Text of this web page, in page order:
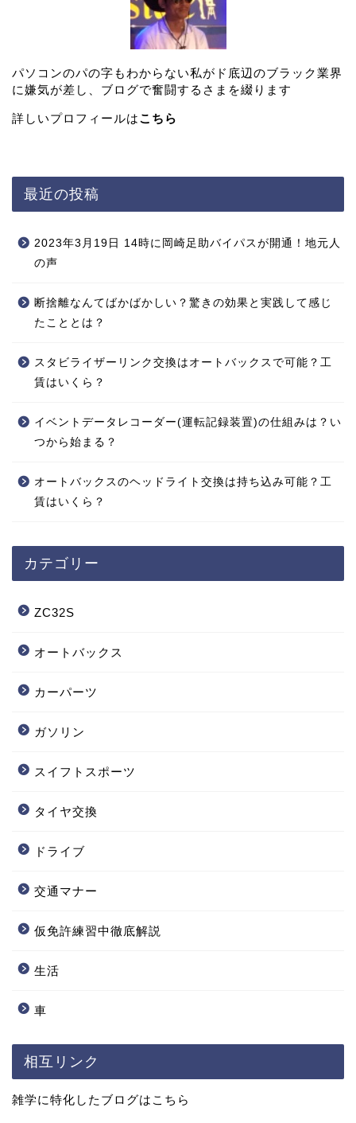
パソコンのパの字もわからない私がド底辺のブラック業界
に嫌気が差し、ブログで奮闘するさまを綴ります
詳しいプロフィールはこちら
最近の投稿
2023年3月19日 14時に岡崎足助バイパスが開通！地元人
の声
断捨離なんてばかばかしい？驚きの効果と実践して感じ
たこととは？
スタビライザーリンク交換はオートバックスで可能？工
賃はいくら？
イベントデータレコーダー(運転記録装置)の仕組みは？い
つから始まる？
オートバックスのヘッドライト交換は持ち込み可能？工
賃はいくら？
カテゴリー
ZC32S
オートバックス
カーパーツ
ガソリン
スイフトスポーツ
タイヤ交換
ドライブ
交通マナー
仮免許練習中徹底解説
生活
車
相互リンク
雑学に特化したブログはこちら